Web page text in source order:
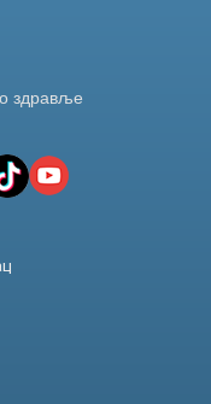
здравље